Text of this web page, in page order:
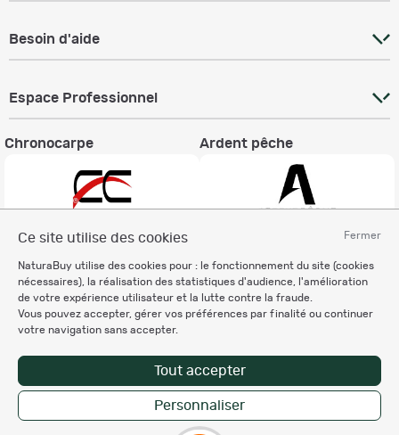
Fermer
Ce site utilise des cookies
NaturaBuy utilise des cookies pour : le fonctionnement du site (cookies
nécessaires), la réalisation des statistiques d'audience, l'amélioration
de votre expérience utilisateur et la lutte contre la fraude.
Vous pouvez accepter, gérer vos préférences par finalité ou continuer
votre navigation sans accepter.
Tout accepter
Personnaliser
Enregistrer la recherche
Besoin d'aide
Espace Professionnel
Chronocarpe Ardent pêche
Informations légales
Charte éthique
Mentions légales
Règlement & Conditions d'utilisation
des données personnelles
Personnalisation des cookies
Copyright © 2007-2026 NaturaBuy. Tous droits réservés. N°CNIL: 1239459.